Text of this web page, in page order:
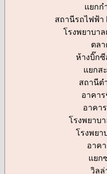
แยกก
สถานีรถไฟฟ้า
โรงพยาบาล
ตล
ห้างบิ๊ก
แยกส
สถานีต
อาคา
อาคา
โรงพยาบ
โรงพยา
อาค
แยก
วิลล่